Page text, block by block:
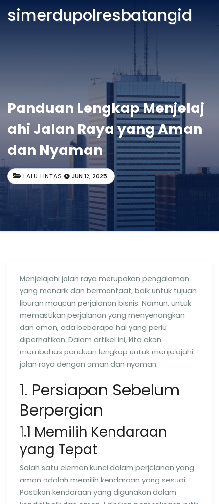
simerdupolresbatangid
Panduan Lengkap Menjelaj
ahi Jalan Raya yang Aman
dan Nyaman
LALU LINTAS JUN 12, 2025
Menjelajahi jalan raya merupakan pengalaman
yang menarik dan bermanfaat, baik untuk tujuan
liburan maupun perjalanan bisnis. Namun, untuk
memastikan perjalanan yang menyenangkan
dan aman, ada beberapa hal yang perlu
diperhatikan. Dalam artikel ini, kita akan
membahas panduan lengkap untuk menjelajahi
jalan raya dengan aman dan nyaman.
1. Persiapan Sebelum
Berpergian
1.1 Memilih Kendaraan
yang Tepat
Salah satu elemen kunci dalam perjalanan yang
aman adalah memilih kendaraan yang sesuai.
Pastikan kendaraan yang digunakan dalam